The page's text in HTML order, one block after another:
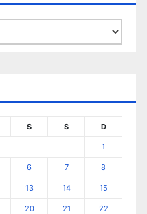
S S D
1
6 7 8
13 14 15
20 21 22